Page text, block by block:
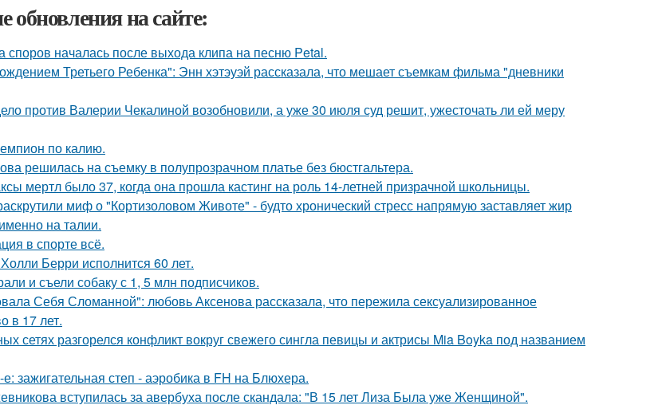
обновления на сайте:
споров началась после выхода клипа на песню Petal.
Третьего Ребенка": Энн хэтэуэй рассказала, что мешает съемкам фильма "дневники
против Валерии Чекалиной возобновили, а уже 30 июля суд решит, ужесточать ли ей меру
по калию.
решилась на съемку в полупрозрачном платье без бюстгальтера.
мертл было 37, когда она прошла кастинг на роль 14-летней призрачной школьницы.
миф о "Кортизоловом Животе" - будто хронический стресс напрямую заставляет жир
на талии.
в спорте всё.
Берри исполнится 60 лет.
и съели собаку с 1, 5 млн подписчиков.
Себя Сломанной": любовь Аксенова рассказала, что пережила сексуализированное
в 17 лет.
сетях разгорелся конфликт вокруг свежего сингла певицы и актрисы Mia Boyka под названием
зажигательная степ - аэробика в FH на Блюхера.
вступилась за авербуха после скандала: "В 15 лет Лиза Была уже Женщиной".